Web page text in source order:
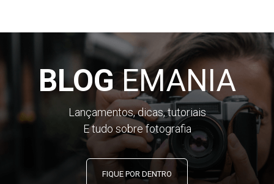
BLOGEMANIA
Lançamentos, dicas, tutoriais
E tudo sobre fotografia
FIQUE POR DENTRO